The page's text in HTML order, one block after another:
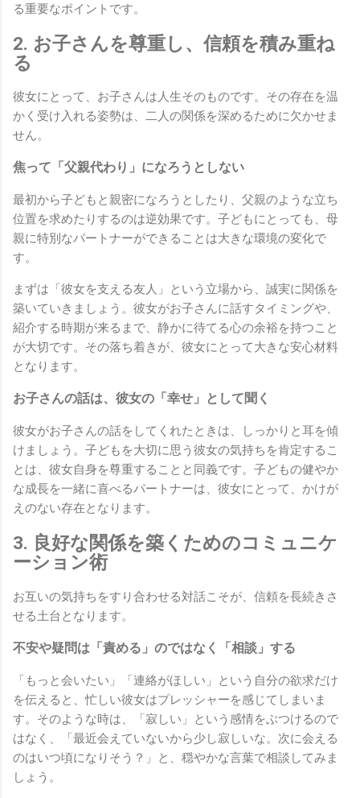
る重要なポイントです。
2. お子さんを尊重し、信頼を積み重ね
る
彼女にとって、お子さんは人生そのものです。その存在を温
かく受け入れる姿勢は、二人の関係を深めるために欠かせま
せん。
焦って「父親代わり」になろうとしない
最初から子どもと親密になろうとしたり、父親のような立ち
位置を求めたりするのは逆効果です。子どもにとっても、母
親に特別なパートナーができることは大きな環境の変化で
す。
まずは「彼女を支える友人」という立場から、誠実に関係を
築いていきましょう。彼女がお子さんに話すタイミングや、
紹介する時期が来るまで、静かに待てる心の余裕を持つこと
が大切です。その落ち着きが、彼女にとって大きな安心材料
となります。
お子さんの話は、彼女の「幸せ」として聞く
彼女がお子さんの話をしてくれたときは、しっかりと耳を傾
けましょう。子どもを大切に思う彼女の気持ちを肯定するこ
とは、彼女自身を尊重することと同義です。子どもの健やか
な成長を一緒に喜べるパートナーは、彼女にとって、かけが
えのない存在となります。
3. 良好な関係を築くためのコミュニケ
ーション術
お互いの気持ちをすり合わせる対話こそが、信頼を長続きさ
せる土台となります。
不安や疑問は「責める」のではなく「相談」する
「もっと会いたい」「連絡がほしい」という自分の欲求だけ
を伝えると、忙しい彼女はプレッシャーを感じてしまいま
す。そのような時は、「寂しい」という感情をぶつけるので
はなく、「最近会えていないから少し寂しいな。次に会える
のはいつ頃になりそう？」と、穏やかな言葉で相談してみま
しょう。